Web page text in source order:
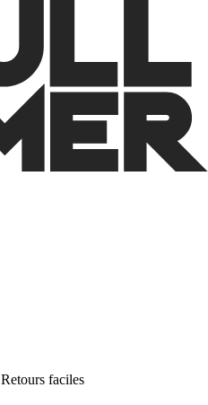
Retours faciles